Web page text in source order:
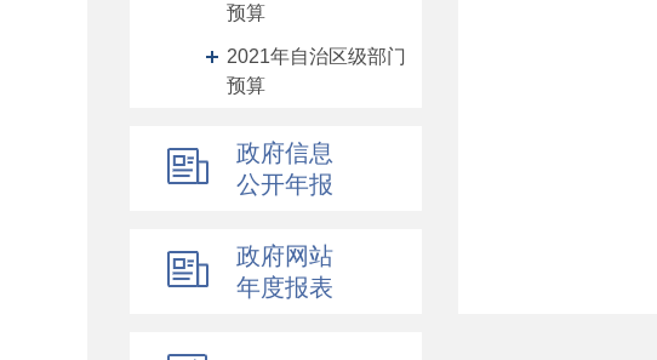
预算
2021年自治区级部门
预算
预算
部门预算
预算
政府信息
公开年报
政府网站
年度报表